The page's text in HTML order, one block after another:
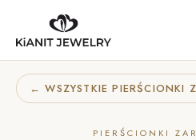
← WSZYSTKIE PIERŚCIONKI
PIERŚCIONKI